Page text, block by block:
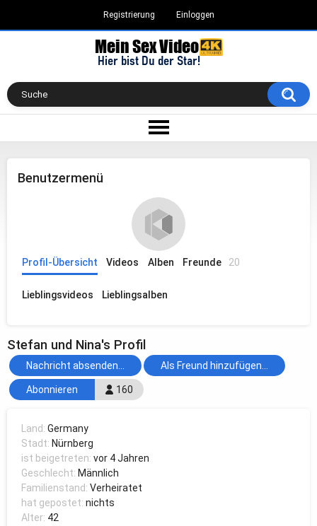
Registrierung Einloggen
Benutzermenü
Profil-Übersicht Videos Alben Freunde 20
Lieblingsvideos Lieblingsalben
Stefan und Nina's Profil
160
Abonnieren
Nachricht absenden... Als Freund hinzufügen...
Land:Germany
Stadt: Nürnberg
ist beigetreten:vor 4 Jahren
Geschlecht: Männlich
Familienstand:Verheiratet
hat gepostet:nichts
Alter: 42